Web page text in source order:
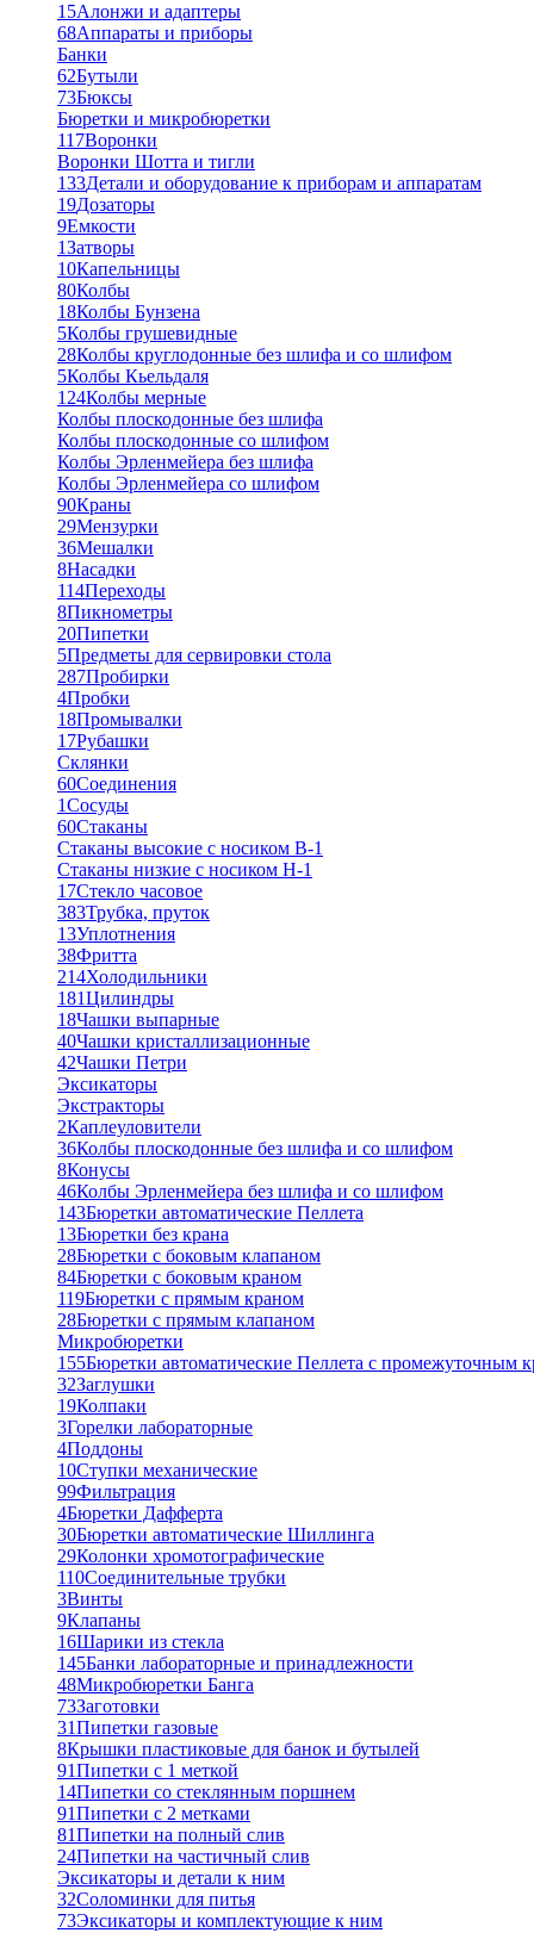
15Алонжи и адаптеры
68Аппараты и приборы
Банки
62Бутыли
73Бюксы
Бюретки и микробюретки
117Воронки
Воронки Шотта и тигли
133Детали и оборудование к приборам и аппаратам
19Дозаторы
9Емкости
1Затворы
10Капельницы
80Колбы
18Колбы Бунзена
5Колбы грушевидные
28Колбы круглодонные без шлифа и со шлифом
5Колбы Кьельдаля
124Колбы мерные
Колбы плоскодонные без шлифа
Колбы плоскодонные со шлифом
Колбы Эрленмейера без шлифа
Колбы Эрленмейера со шлифом
90Краны
29Мензурки
36Мешалки
8Насадки
114Переходы
8Пикнометры
20Пипетки
5Предметы для сервировки стола
287Пробирки
4Пробки
18Промывалки
17Рубашки
Склянки
60Соединения
1Сосуды
60Стаканы
Стаканы высокие с носиком В-1
Стаканы низкие с носиком Н-1
17Стекло часовое
383Трубка, пруток
13Уплотнения
38Фритта
214Холодильники
181Цилиндры
18Чашки выпарные
40Чашки кристаллизационные
42Чашки Петри
Эксикаторы
Экстракторы
2Каплеуловители
36Колбы плоскодонные без шлифа и со шлифом
8Конусы
46Колбы Эрленмейера без шлифа и со шлифом
143Бюретки автоматические Пеллета
13Бюретки без крана
28Бюретки с боковым клапаном
84Бюретки с боковым краном
119Бюретки с прямым краном
28Бюретки с прямым клапаном
Микробюретки
155Бюретки автоматические Пеллета с промежуточным
32Заглушки
19Колпаки
3Горелки лабораторные
4Поддоны
10Ступки механические
99Фильтрация
4Бюретки Дафферта
30Бюретки автоматические Шиллинга
29Колонки хромотографические
110Соединительные трубки
3Винты
9Клапаны
16Шарики из стекла
145Банки лабораторные и принадлежности
48Микробюретки Банга
73Заготовки
31Пипетки газовые
8Крышки пластиковые для банок и бутылей
91Пипетки с 1 меткой
14Пипетки со стеклянным поршнем
91Пипетки с 2 метками
81Пипетки на полный слив
24Пипетки на частичный слив
Эксикаторы и детали к ним
32Соломинки для питья
73Эксикаторы и комплектующие к ним